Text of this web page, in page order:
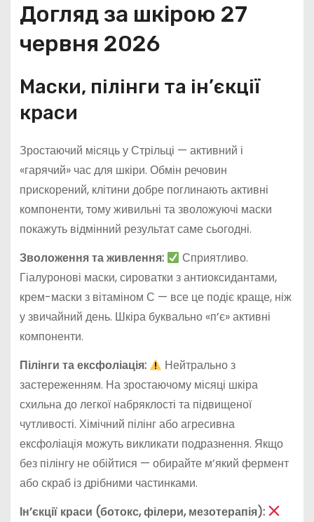
Догляд за шкірою 27
червня 2026
Маски, пілінги та ін’єкції
краси
Зростаючий місяць у Стрільці — активний і
«гарячий» час для шкіри. Обмін речовин
прискорений, клітини добре поглинають активні
компоненти, тому живильні та зволожуючі маски
покажуть відмінний результат саме сьогодні.
Зволоження та живлення:
Сприятливо.
Гіалуронові маски, сироватки з антиоксидантами,
крем-маски з вітаміном С — все це подіє краще, ніж
у звичайний день. Шкіра буквально «п’є» активні
компоненти.
Пілінги та ексфоліація:
Нейтрально з
застереженням. На зростаючому місяці шкіра
схильна до легкої набряклості та підвищеної
чутливості. Хімічний пілінг або агресивна
ексфоліація можуть викликати подразнення. Якщо
без пілінгу не обійтися — обирайте м’який фермент
або скраб із дрібними частинками.
Ін’єкції краси (ботокс, філери, мезотерапія):